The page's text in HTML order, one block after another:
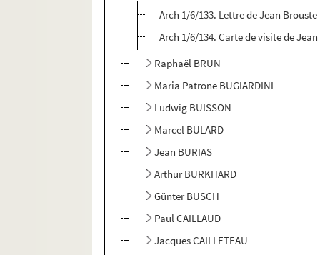
Arch 1/6/133. Lettre de Jean Brouste
Arch 1/6/134. Carte de visite de
Raphaël BRUN
Maria Patrone BUGIARDINI
Ludwig BUISSON
Marcel BULARD
Jean BURIAS
Arthur BURKHARD
Günter BUSCH
Paul CAILLAUD
Jacques CAILLETEAU